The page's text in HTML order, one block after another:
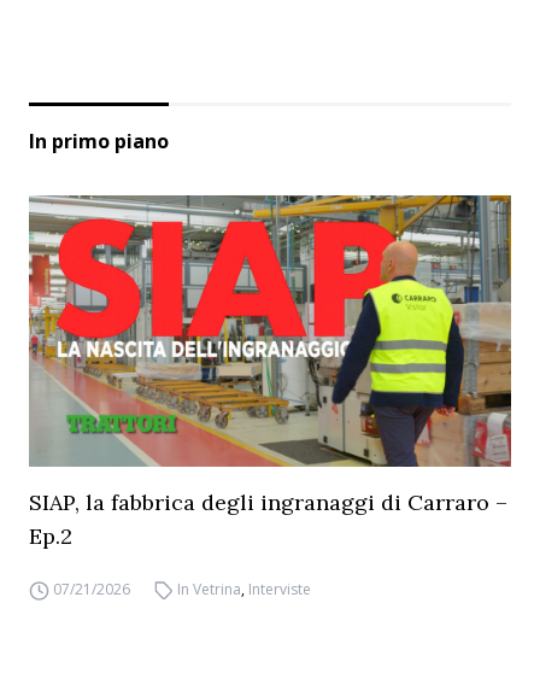
In primo piano
SIAP, la fabbrica degli ingranaggi di Carraro –
Ep.2
07/21/2026 In Vetrina, Interviste